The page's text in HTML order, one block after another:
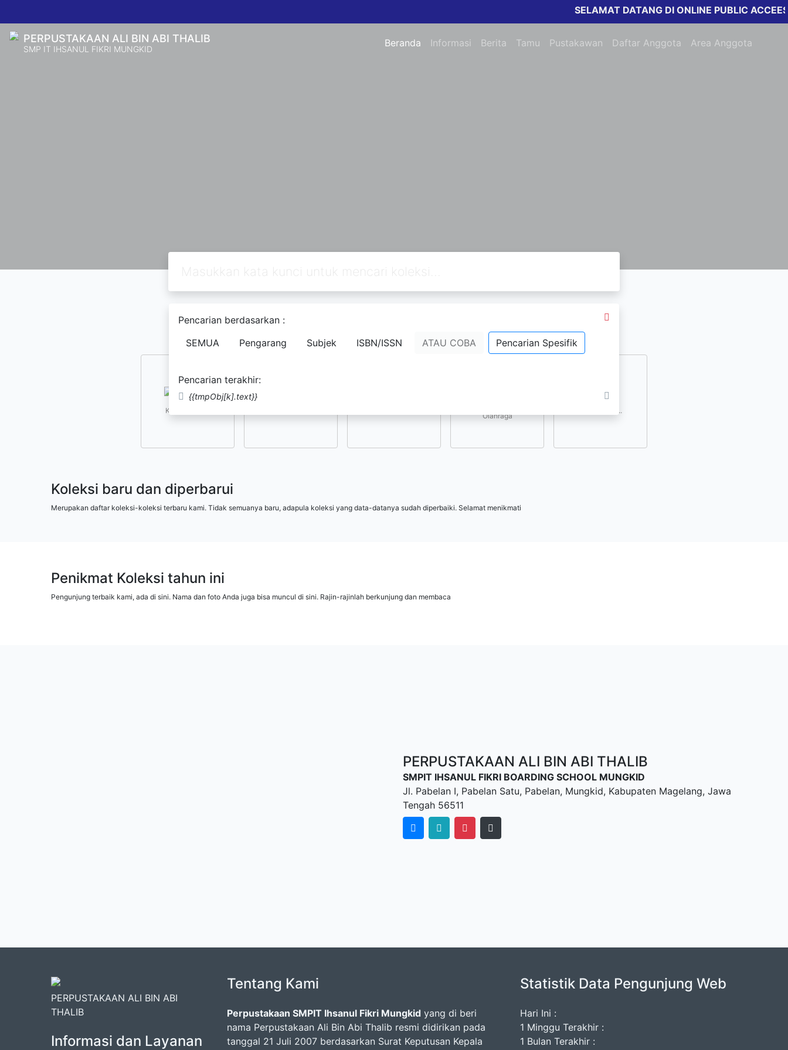
SELAMAT DATANG DI ONLINE PUBLIC
PERPUSTAKAAN ALI BIN ABI THALIB
SMP IT IHSANUL FIKRI MUNGKID Beranda Informasi Berita Tamu Pustakawan Daftar Anggota Area Anggota
Pencarian berdasarkan :
SEMUA
Pengarang Subjek ISBN/ISSN ATAU COBA Pencarian Spesifik
Pencarian terakhir:
{{tmpObj[k].text}}
Pilih subjek yang menarik bagi Anda
Kesusastraan
Olahraga
lihat lainnya..
Koleksi baru dan diperbarui
Merupakan daftar koleksi-koleksi terbaru kami. Tidak semuanya baru, adapula koleksi yang data-datanya sudah diperbaiki. Selamat menikmati
Penikmat Koleksi tahun ini
Pengunjung terbaik kami, ada di sini. Nama dan foto Anda juga bisa muncul di sini. Rajin-rajinlah berkunjung dan membaca
PERPUSTAKAAN ALI BIN ABI THALIB
SMPIT IHSANUL FIKRI BOARDING SCHOOL MUNGKID
Jl. Pabelan I, Pabelan Satu, Pabelan, Mungkid, Kabupaten Magelang, Jawa
Tengah 56511
PERPUSTAKAAN ALI BIN ABI
THALIB
Informasi dan Layanan
Tentang Kami
Perpustakaan SMPIT Ihsanul Fikri Mungkid yang di beri
nama Perpustakaan Ali Bin Abi Thalib resmi didirikan pada
tanggal 21 Juli 2007 berdasarkan Surat Keputusan Kepala
Statistik Data Pengunjung Web
Hari Ini :
1 Minggu Terakhir :
1 Bulan Terakhir :